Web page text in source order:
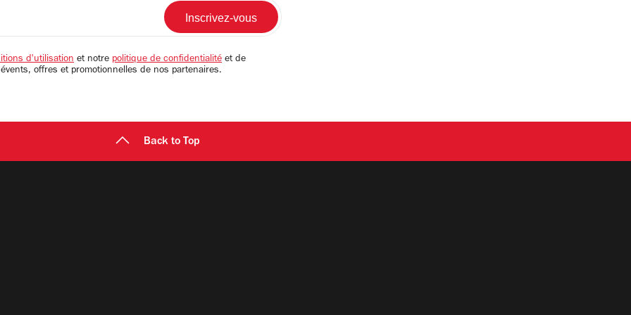
d'utilisation et notre politique de confidentialité et de
offres et promotionnelles de nos partenaires.
Back to Top